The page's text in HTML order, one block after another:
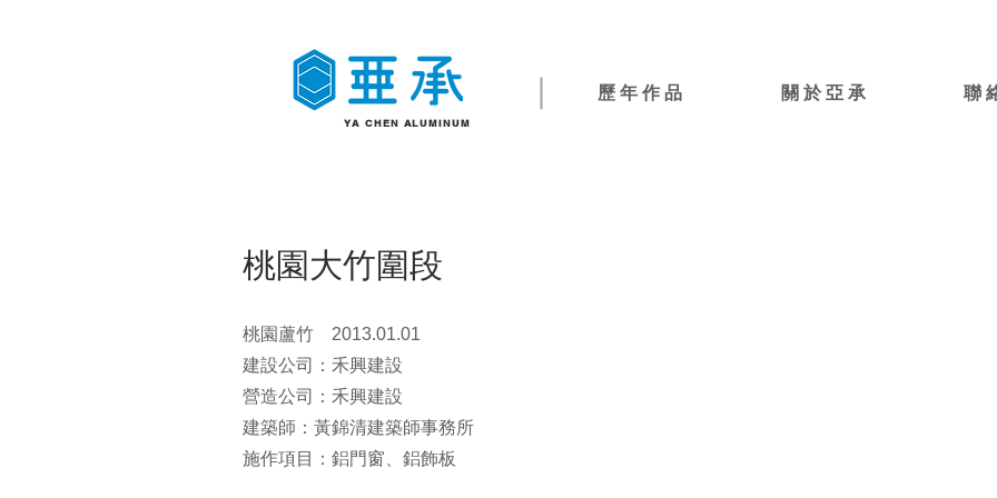
YA CHEN ALUMINUM
歷 年 作 品 關 於 亞 承 聯
桃園大竹圍段
桃園蘆竹 2013.01.01
建設公司：禾興建設
營造公司：禾興建設
建築師：黃錦清建築師事務所
​施作項目：鋁門窗、鋁飾板